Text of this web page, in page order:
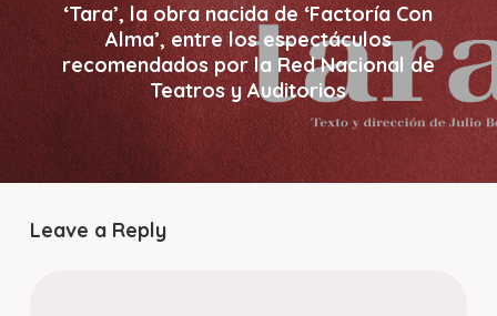
‘Tara’, la obra nacida de ‘Factoría Con
Alma’, entre los espectáculos
recomendados por la Red Nacional de
Teatros y Auditorios
Leave a Reply